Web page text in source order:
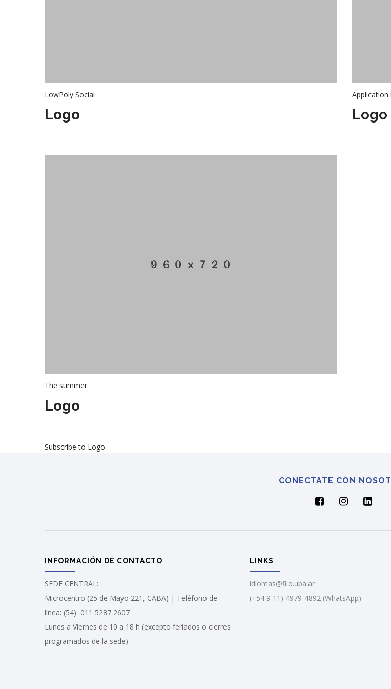
LowPoly Social
Logo
Application
Logo
The summer
Logo
Subscribe to Logo
CONECTATE CON
INFORMACIÓN DE CONTACTO
SEDE CENTRAL:
Microcentro (25 de Mayo 221, CABA) | Teléfono de
línea: (54) 011 5287 2607
Lunes a Viernes de 10 a 18 h (excepto feriados o cierres
programados de la sede)
LINKS
idiomas@filo.uba.ar
(+54 9 11) 4979-4892 (WhatsApp)